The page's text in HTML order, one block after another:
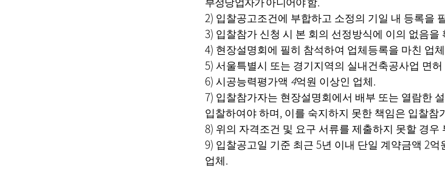
부정당업자가 아니어야 함
2) 입찰공고조건에 부합하고 소정의 기일 내 등록을
3) 입찰참가 신청 시 본 회의 선정방식에 이의 없음을
4) 현장설명회에 필히 참석하여 업체등록을 마친 업체
5) 서울특별시 또는 경기지역의 실내건축공사업 면허
6) 시공능력평가액 4억원 이상인 업체 .
7) 입찰참가자는 현장설명회에서 배부 또는 열람한
입찰하여야 하며 , 이를 숙지하지 못한 책임은 입찰참
8) 위의 자격조건 및 요구 서류를 제출하지 못할 경
9) 입찰공고일 기준 최근 5년 이내 단일 계약금액 2억
업체 .